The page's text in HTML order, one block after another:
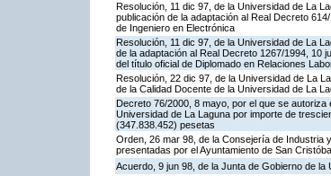
Resolución, 11 dic 97, de la Universidad de La
publicación de la adaptación al Real Decreto
de Ingeniero en Electrónica
Resolución, 11 dic 97, de la Universidad de La
de la adaptación al Real Decreto 1267/1994, 10
del título oficial de Diplomado en Relaciones
Resolución, 22 dic 97, de la Universidad de La
de la Calidad Docente de la Universidad de La
Decreto 76/2000, 8 mayo, por el que se
Universidad de La Laguna por importe de
(347.838.452) pesetas
Orden, 26 mar 98, de la Consejería de Industria
presentadas por el Ayuntamiento de San
Acuerdo, 9 jun 98, de la Junta de Gobierno de